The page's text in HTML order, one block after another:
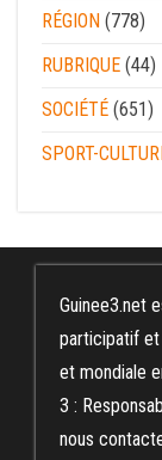
RÉGION (778)
RUBRIQUE (44)
SOCIÉTÉ (651)
SPORT-
Guinee3.net
participatif et
et mondiale
3 :
nous